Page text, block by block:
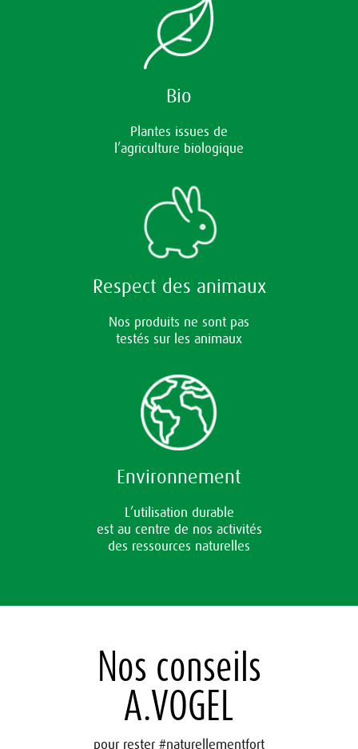
Bio
Plantes issues de
l’agriculture biologique
Respect des animaux
Nos produits ne sont pas
testés sur les animaux
Environnement
L’utilisation durable
est au centre de nos activités
des ressources naturelles
Nos conseils
A.VOGEL
pour rester #naturellementfort